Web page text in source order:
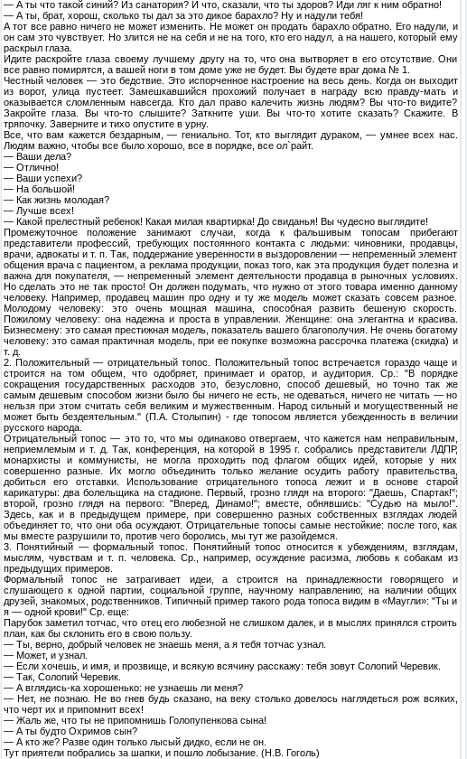
— А ты что такой синий? Из санатория? И что, сказали, что ты здоров? Иди ляг к ним обратно!
— А ты, брат, хорош, сколько ты дал за это дикое барахло? Ну и надули тебя!
А тот все равно ничего не может изменить. Не может он продать барахло обратно. Его надули, и
он сам это чувствует. Но злится не на себя и не на того, кто его надул, а на нашего, который ему
раскрыл глаза.
Идите раскройте глаза своему лучшему другу на то, что она вытворяет в его отсутствие. Они
все равно помирятся, а вашей ноги в том доме уже не будет. Вы будете враг дома № 1.
Честный человек — это бедствие. Это испорченное настроение на весь день. Когда он выходит
из ворот, улица пустеет. Замешкавшийся прохожий получает в награду всю правду-мать и
оказывается сломленным навсегда. Кто дал право калечить жизнь людям? Вы что-то видите?
Закройте глаза. Вы что-то слышите? Заткните уши. Вы что-то хотите сказать? Скажите. В
тряпочку. Заверните и тихо опустите в урну.
Все, что вам кажется бездарным, — гениально. Тот, кто выглядит дураком, — умнее всех нас.
Людям важно, чтобы все было хорошо, все в порядке, все ол`райт.
— Ваши дела?
— Отлично!
— Ваши успехи?
— На большой!
— Как жизнь молодая?
— Лучше всех!
— Какой прелестный ребенок! Какая милая квартирка! До свиданья! Вы чудесно выглядите!
Промежуточное положение занимают случаи, когда к фальшивым топосам прибегают
представители профессий, требующих постоянного контакта с людьми: чиновники, продавцы,
врачи, адвокаты и т. п. Так, поддержание уверенности в выздоровлении — непременный элемент
общения врача с пациентом, а реклама продукции, показ того, как эта продукция будет полезна и
важна для покупателя, — непременный элемент деятельности продавца в рыночных условиях.
Но сделать это не так просто! Он должен подумать, что нужно от этого товара именно данному
человеку. Например, продавец машин про одну и ту же модель может сказать совсем разное.
Молодому человеку: это очень мощная машина, способная развить бешеную скорость.
Пожилому человеку: она надежна и проста в управлении. Женщине: она элегантна и красива.
Бизнесмену: это самая престижная модель, показатель вашего благополучия. Не очень богатому
человеку: это самая практичная модель, при ее покупке возможна рассрочка платежа (скидка) и
т. д.
2. Положительный — отрицательный топос. Положительный топос встречается гораздо чаще и
строится на том общем, что одобряет, принимает и оратор, и аудитория. Ср.: "В порядке
сокращения государственных расходов это, безусловно, способ дешевый, но точно так же
самым дешевым способом жизни было бы ничего не есть, не одеваться, ничего не читать — но
нельзя при этом считать себя великим и мужественным. Народ сильный и могущественный не
может быть бездеятельным." (П.А. Столыпин) - где топосом является убежденность в величии
русского народа.
Отрицательный топос — это то, что мы одинаково отвергаем, что кажется нам неправильным,
неприемлемым и т. д. Так, конференция, на которой в 1995 г. собрались представители ЛДПР,
монархисты и коммунисты, не могла проходить под флагом общих идей, которые у них
совершенно разные. Их могло объединить только желание осудить работу правительства,
добиться его отставки. Использование отрицательного топоса лежит и в основе старой
карикатуры: два болельщика на стадионе. Первый, грозно глядя на второго: "Даешь, Спартак!";
второй, грозно глядя на первого: "Вперед, Динамо!"; вместе, обнявшись: "Судью на мыло!".
Здесь, как и в предыдущем примере, при совершенно разных собственных взглядах людей
объединяет то, что они оба осуждают. Отрицательные топосы самые нестойкие: после того, как
мы вместе разрушили то, против чего боролись, мы тут же разойдемся.
3. Понятийный — формальный топос. Понятийный топос относится к убеждениям, взглядам,
мыслям, чувствам и т. п. человека. Ср., например, осуждение расизма, любовь к собакам из
предыдущих примеров.
Формальный топос не затрагивает идеи, а строится на принадлежности говорящего и
слушающего к одной партии, социальной группе, научному направлению; на наличии общих
друзей, знакомых, родственников. Типичный пример такого рода топоса видим в «Маугли»: "Ты и
я — одной крови!" Ср. еще:
Парубок заметил тотчас, что отец его любезной не слишком далек, и в мыслях принялся строить
план, как бы склонить его в свою пользу.
— Ты, верно, добрый человек не знаешь меня, а я тебя тотчас узнал.
— Может, и узнал.
— Если хочешь, и имя, и прозвище, и всякую всячину расскажу: тебя зовут Солопий Черевик.
— Так, Солопий Черевик.
— А вглядись-ка хорошенько: не узнаешь ли меня?
— Нет, не познаю. Не во гнев будь сказано, на веку столько довелось наглядеться рож всяких,
что черт их и припомнит всех!
— Жаль же, что ты не припомнишь Голопупенкова сына!
— А ты будто Охримов сын?
— А кто же? Разве один только лысый дидко, если не он.
Тут приятели побрались за шапки, и пошло лобызание. (Н.В. Гоголь)